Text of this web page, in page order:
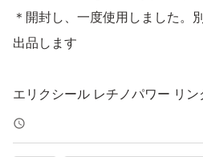
＊開封し、一度使用しました。
出品します
エリクシール レチノパワー リ
薬部外品）
ブランド：ELIXIR（コスメ）